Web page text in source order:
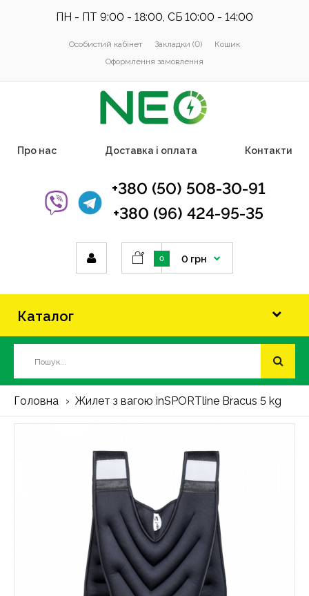
ПН - ПТ 9:00 - 18:00, СБ 10:00 - 14:00
Особистий кабінет Закладки (0)
Кошик
Оформлення замовлення
Про нас Доставка і оплата Контакти
+380 (50) 508-30-91
+380 (96) 424-95-35
0 0 грн
Каталог
Головна Жилет з вагою inSPORTline Bracus 5 kg